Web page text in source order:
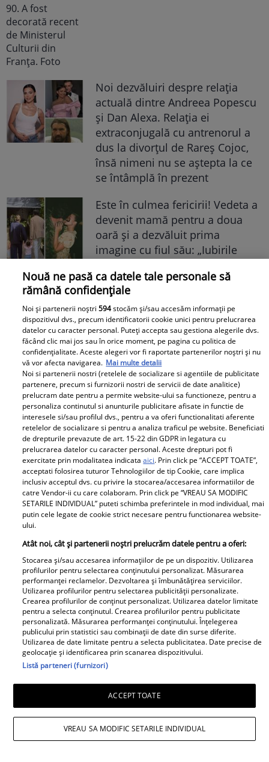
Noi dezvăluiri despre relația
actuală dintre Andreea Popescu
și Dan Alexa. Relația ei
extraconjugală cu antrenorul a
dus la divorțul de Rareș Cojoc,
însă nimeni nu se aștepta la ce
se întâmplă în prezent
Este în culmea fericirii! Vedeta a
devenit mamă pentru a doua
oară și a dezvăluit prima
imagine cu fiul său: „Iubirile
A1.ro
Poftiți pe la noi: Poftiți la
întrecere. Mirela Vaida și
Adriana Trandafir, în centrul
atenției după provocarea lui Nea
Mărin
Nouă ne pasă ca datele tale personale să
rămână confidențiale
Noi și partenerii noștri594stocăm și/sau accesăm informații pe
dispozitivul dvs., precum identificatorii cookie unici pentru prelucrarea
datelor cu caracter personal. Puteți accepta sau gestiona alegerile dvs.
făcând clic mai jos sau în orice moment, pe pagina cu politica de
confidențialitate. Aceste alegeri vor fi raportate partenerilor noștri și nu
vă vor afecta navigarea. Mai multe detalii
Noi si partenerii nostri (retelele de socializare si agentiile de publicitate
partenere, precum si furnizorii nostri de servicii de date analitice)
prelucram date pentru a permite website-ului sa functioneze, pentru a
personaliza continutul si anunturile publicitare afisate in functie de
interesele si/sau profilul dvs., pentru a va oferi functionalitati aferente
retelelor de socializare si pentru a analiza traficul pe website. Beneficiati
de drepturile prevazute de art. 15-22 din GDPR in legatura cu
prelucrarea datelor cu caracter personal. Aceste drepturi pot fi
exercitate prin modalitatea indicataaici. Prin click pe “ACCEPT TOATE”,
acceptati folosirea tuturor Tehnologiilor de tip Cookie, care implica
inclusiv acceptul dvs. cu privire la stocarea/accesarea informatiilor de
catre Vendor-ii cu care colaboram. Prin click pe “VREAU SA MODIFIC
SETARILE INDIVIDUAL” puteti schimba preferintele in mod individual, mai
putin cele legate de cookie strict necesare pentru functionarea website-
ului.
Atât noi, cât și partenerii noștri prelucrăm datele pentru a oferi:
Stocarea și/sau accesarea informațiilor de pe un dispozitiv. Utilizarea
profilurilor pentru selectarea conținutului personalizat. Măsurarea
performanței reclamelor. Dezvoltarea și îmbunătățirea serviciilor.
Utilizarea profilurilor pentru selectarea publicității personalizate.
Crearea profilurilor de conținut personalizat. Utilizarea datelor limitate
pentru a selecta conținutul. Crearea profilurilor pentru publicitate
personalizată. Măsurarea performanței conținutului. Înțelegerea
publicului prin statistici sau combinații de date din surse diferite.
Utilizarea de date limitate pentru a selecta publicitatea. Date precise de
geolocație și identificarea prin scanarea dispozitivului.
Listă parteneri (furnizori)
ACCEPT TOATE
VREAU SA MODIFIC SETARILE INDIVIDUAL